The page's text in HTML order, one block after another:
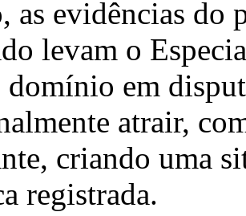
as evidências do
levam o
domínio em
atrair,
criando uma
registrada.